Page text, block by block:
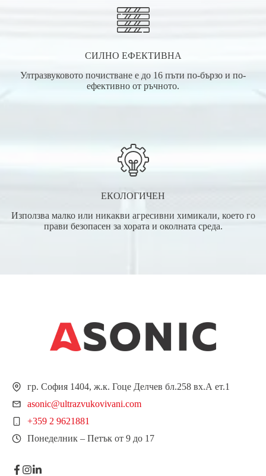
СИЛНО ЕФЕКТИВНА
Ултразвуковото почистване е до 16 пъти по-бързо и по-
ефективно от ръчното.
ЕКОЛОГИЧЕН
Използва малко или никакви агресивни химикали, което го
прави безопасен за хората и околната среда.
гр. София 1404, ж.к. Гоце Делчев бл.258 вх.А ет.1
asonic@ultrazvukovivani.com
+359 2 9621881
Понеделник – Петък от 9 до 17